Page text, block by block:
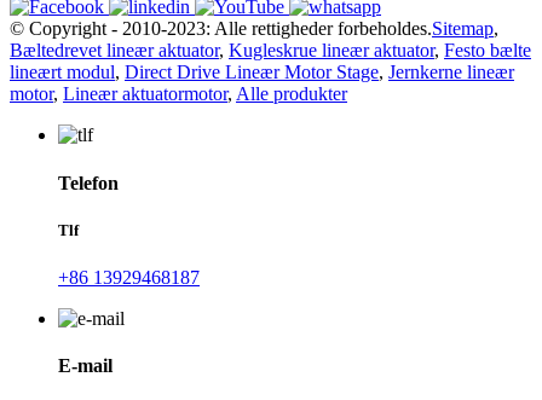
© Copyright - 2010-2023: Alle rettigheder forbeholdes.Sitemap,
Bæltedrevet lineær aktuator, Kugleskrue lineær aktuator, Festo bælte
lineært modul, Direct Drive Lineær Motor Stage, Jernkerne lineær
motor, Lineær aktuatormotor, Alle produkter
Telefon
Tlf
+86 13929468187
E-mail